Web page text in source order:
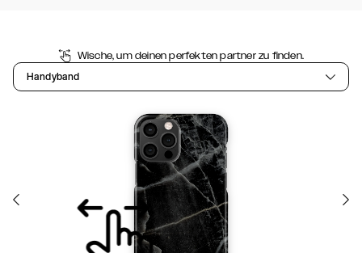
Wische, um deinen perfekten partner zu finden.
Handyband